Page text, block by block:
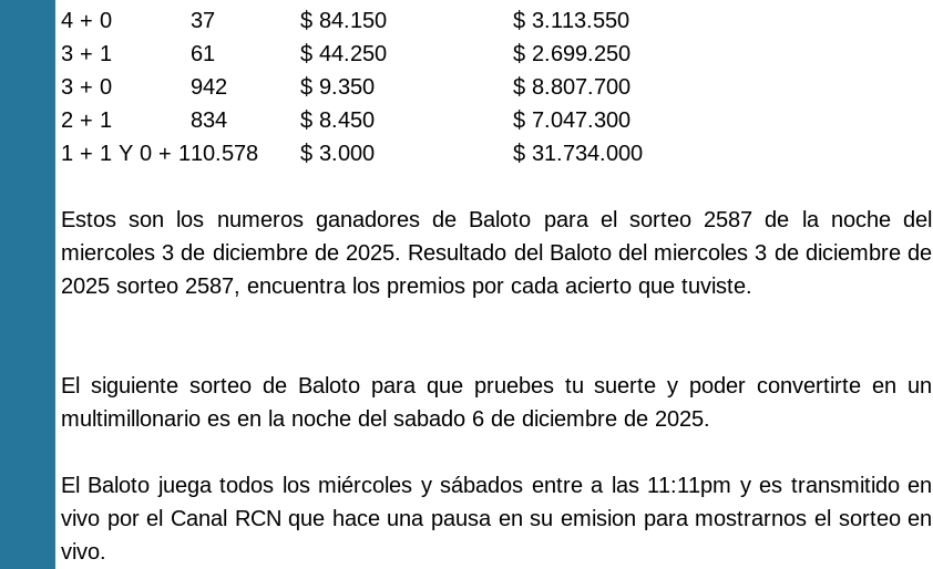
4 + 0
37 $ 84.150
$ 3.113.550
3 + 1
61 $ 44.250
$ 2.699.250
3 + 0
942 $ 9.350
$ 8.807.700
2 + 1
834 $ 8.450
$ 7.047.300
1 + 1 Y 0 + 110.578 $ 3.000 $ 31.734.000
Estos son los numeros ganadores de Baloto para el sorteo 2587 de la noche del
miercoles 3 de diciembre de 2025. Resultado del Baloto del miercoles 3 de diciembre de
2025 sorteo 2587, encuentra los premios por cada acierto que tuviste.
El siguiente sorteo de Baloto para que pruebes tu suerte y poder convertirte en un
multimillonario es en la noche del sabado 6 de diciembre de 2025.
El Baloto juega todos los miércoles y sábados entre a las 11:11pm y es transmitido en
vivo por el Canal RCN que hace una pausa en su emision para mostrarnos el sorteo en
vivo.